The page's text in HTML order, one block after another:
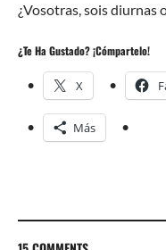
¿Vosotras, sois diurnas
¿Te Ha Gustado? ¡Cómpartelo!
X
Más